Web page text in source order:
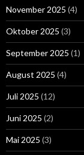
November 2025 (4)
Oktober 2025 (3)
September 2025 (1)
August 2025 (4)
Juli 2025 (12)
Juni 2025 (2)
Mai 2025 (3)